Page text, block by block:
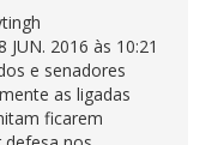
JUN. 2016 às 10:21
e senadores
as ligadas
ficarem